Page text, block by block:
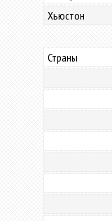
Хьюстон
Страны